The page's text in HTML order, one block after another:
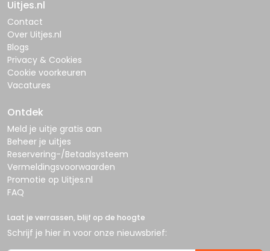
Uitjes.nl
Contact
Over Uitjes.nl
Blogs
Privacy & Cookies
Cookie voorkeuren
Vacatures
Ontdek
Meld je uitje gratis aan
Beheer je uitjes
Reservering-/Betaalsysteem
Vermeldingsvoorwaarden
Promotie op Uitjes.nl
FAQ
Laat je verrassen, blijf op de hoogte
Schrijf je hier in voor onze nieuwsbrief: